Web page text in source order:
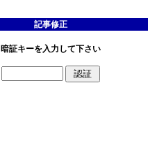
記事修正
暗証キーを入力して下さい